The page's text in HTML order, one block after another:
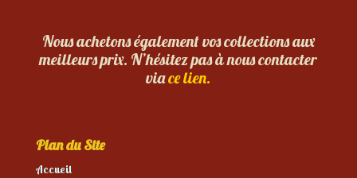
Nous achetons également vos collections aux
meilleurs prix. N’hésitez pas à nous contacter
viace lien.
Plan du Site
Accueil